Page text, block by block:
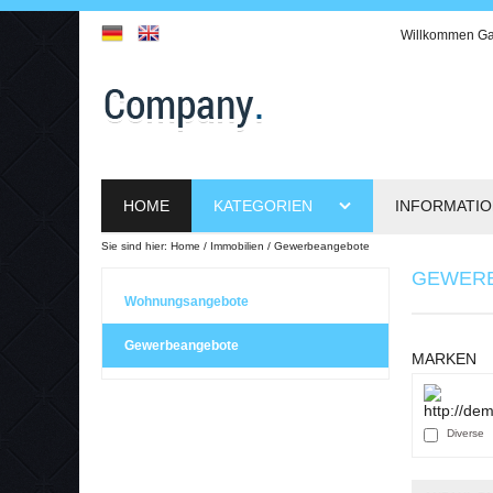
Willkommen
HOME KATEGORIEN
Sie sind hier: Home Immobilien Gewerbeangebote
Wohnungsangebote
Gewerbeangebote
MARKEN
Diverse